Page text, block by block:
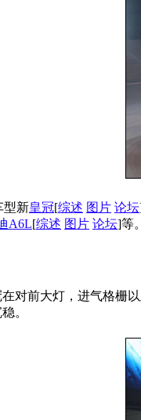
型新皇冠[综述 图片 论坛
A6L[综述 图片 论坛]等
对前大灯，进气格栅
。